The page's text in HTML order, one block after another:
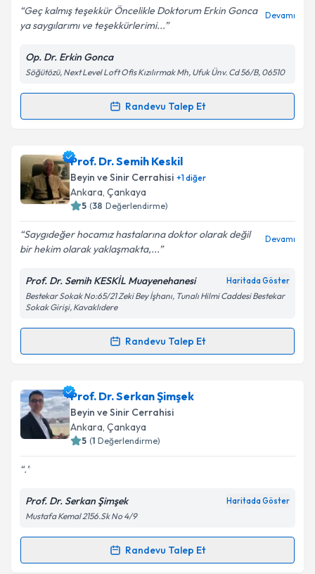
Geç kalmış teşekkür Öncelikle Doktorum Erkin Gonca
ya saygılarımı ve teşekkürlerimi...
Devamı
Op. Dr. Erkin Gonca
Söğütözü, Next Level Loft Ofis Kızılırmak Mh, Ufuk Ünv. Cd 56/B, 06510
Randevu Talep Et
Randevu Takvimi Talebi
Op. Dr. Erkin Goncaiçin randevu takvimi talebi
oluşturun. Size bu uzmandan randevu almanız için bir
takvim hazırlandığında e-posta ile bilgilendireceğiz.
Kişisel verilerimin işlenmesine ilişkin
Aydınlatma
Metni'ni okudum ve kişisel verilerimin belirtilen
kapsamda işlenmesini kabul ediyorum.
Takvim Talebini Gönder
Prof. Dr. Semih Keskil
Beyin ve Sinir Cerrahisi +1diğer
Ankara, Çankaya
5 (38 Değerlendirme)
Saygıdeğer hocamız hastalarına doktor olarak değil
bir hekim olarak yaklaşmakta,...
Devamı
Prof. Dr. Semih KESKİL Muayenehanesi Haritada Göster
Bestekar Sokak No:65/21 Zeki Bey İşhanı, Tunalı Hilmi Caddesi Bestekar
Sokak Girişi, Kavaklıdere
Randevu Talep Et
Randevu Takvimi Talebi
Prof. Dr. Semih Keskiliçin randevu takvimi talebi
oluşturun. Size bu uzmandan randevu almanız için bir
takvim hazırlandığında e-posta ile bilgilendireceğiz.
Kişisel verilerimin işlenmesine ilişkin
Metni'ni okudum ve kişisel verilerimin belirtilen
kapsamda işlenmesini kabul ediyorum.
Prof. Dr. Serkan Şimşek
Beyin ve Sinir Cerrahisi
Ankara, Çankaya
5 (1 Değerlendirme)
.
Prof. Dr. Serkan Şimşek Haritada Göster
Mustafa Kemal 2156.Sk No 4/9
Randevu Talep Et
Randevu Takvimi Talebi